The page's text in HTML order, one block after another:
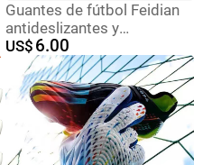
Guantes de fútbol Feidian
antideslizantes y
resistentes al desgaste,
transpirables, guantes de
portero de entrenamiento
profesional para
estudiantes de primaria y
secundaria con protección
para los dedos
US$ 6.00